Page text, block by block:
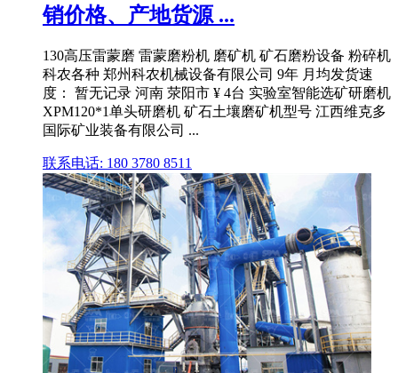
销价格、产地货源 ...
130高压雷蒙磨 雷蒙磨粉机 磨矿机 矿石磨粉设备 粉碎机
科农各种 郑州科农机械设备有限公司 9年 月均发货速
度： 暂无记录 河南 荥阳市 ¥ 4台 实验室智能选矿研磨机
XPM120*1单头研磨机 矿石土壤磨矿机型号 江西维克多
国际矿业装备有限公司 ...
联系电话: 180 3780 8511